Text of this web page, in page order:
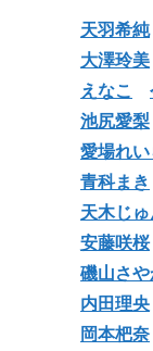
天羽希純
大澤玲美
えなこ
池尻愛梨
愛場れい
青科まき
天木じゅ
安藤咲桜
磯山さや
内田理央
岡本杷奈